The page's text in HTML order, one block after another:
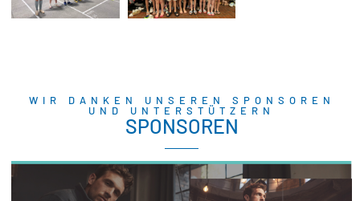
WIR DANKEN UNSEREN SPONSOREN
UND UNTERSTÜTZERN
SPONSOREN